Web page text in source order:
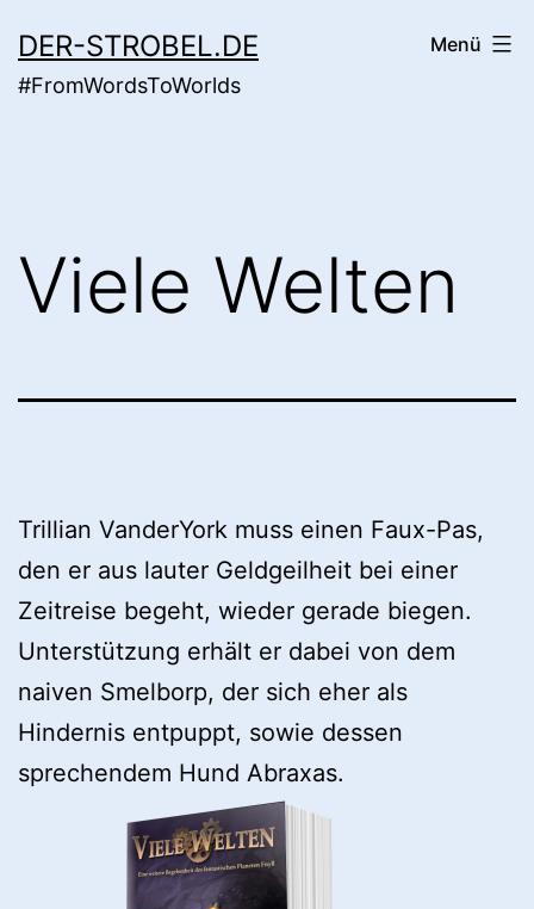
Inhalt
springen
DER-STROBEL.DE
#FromWordsToWorlds
Menü
Viele Welten
Trillian VanderYork muss einen Faux-Pas,
den er aus lauter Geldgeilheit bei einer
Zeitreise begeht, wieder gerade biegen.
Unterstützung erhält er dabei von dem
naiven Smelborp, der sich eher als
Hindernis entpuppt, sowie dessen
sprechendem Hund Abraxas.